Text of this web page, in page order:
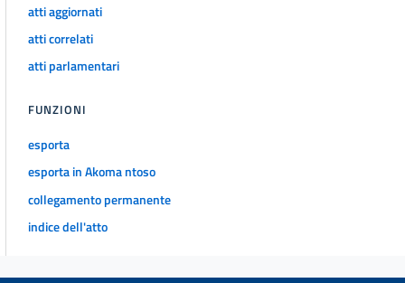
atti aggiornati
atti correlati
atti parlamentari
FUNZIONI
esporta
esporta in Akoma ntoso
collegamento permanente
indice dell'atto